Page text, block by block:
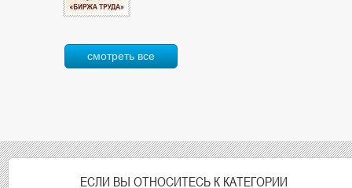
смотреть все
ЕСЛИ ВЫ ОТНОСИТЕСЬ К КАТЕГОРИИ